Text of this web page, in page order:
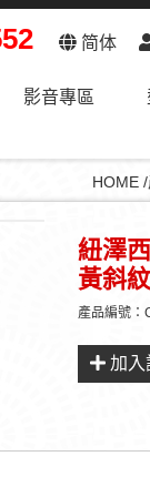
简体
影音專區
HOME
紐澤
黃斜紋
產品編號：
加入